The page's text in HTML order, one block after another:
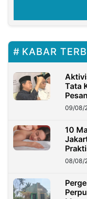
KABAR
Tata
09/08/
10
08/08/